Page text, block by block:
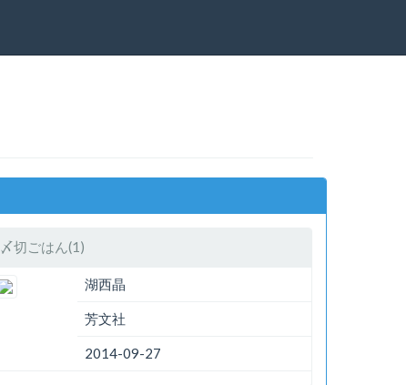
〆切ごはん(1)
湖西晶
芳文社
2014-09-27